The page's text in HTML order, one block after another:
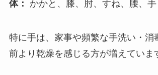
体：
かかと、膝、肘、すね、腰、手
特に手は、家事や頻繁な手洗い・消
前より乾燥を感じる方が増えていま